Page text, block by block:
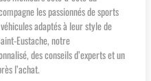
les passionnés de sports
adaptés à leur style de
Eustache, notre
des conseils d’experts et un
l’achat.